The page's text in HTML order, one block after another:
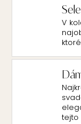
V
tejto